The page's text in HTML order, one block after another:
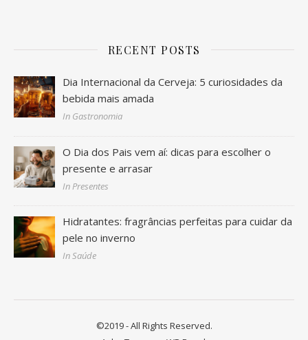
RECENT POSTS
Dia Internacional da Cerveja: 5 curiosidades da
bebida mais amada
In Gastronomia
O Dia dos Pais vem aí: dicas para escolher o
presente e arrasar
In Presentes
Hidratantes: fragrâncias perfeitas para cuidar da
pele no inverno
In Saúde
©2019 - All Rights Reserved.